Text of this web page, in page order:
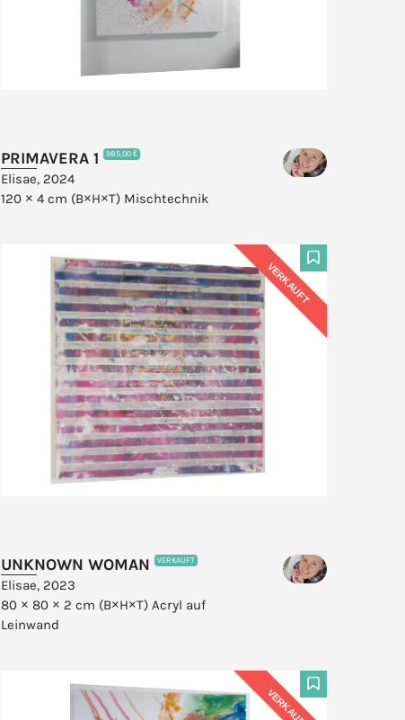
PRIMAVERA 1 985,00 €
Elisae, 2024
120 × 4 cm (B×H×T) Mischtechnik
F
VERKAUFT
UNKNOWN WOMAN VERKAUFT
Elisae, 2023
80 × 80 × 2 cm (B×H×T) Acryl auf
Leinwand
F
VERKAUFT